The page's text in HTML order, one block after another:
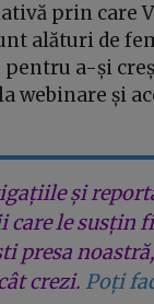
prin care
alături de
pentru a-și
webinare și
și
le susțin
presa
crezi. Poți